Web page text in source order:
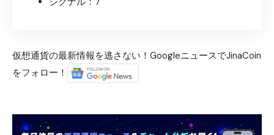
仮想通貨の最新情報を逃さない！GoogleニュースでJinaCoin
をフォロー！